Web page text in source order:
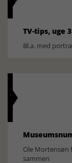
TV-tips, uge
Bl.a. med
Ole Mortensøn
sammen